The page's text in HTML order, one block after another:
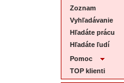
Zoznam
Vyhľadávanie
Hľadáte prácu
Hľadáte ľudí
Pomoc
TOP klienti